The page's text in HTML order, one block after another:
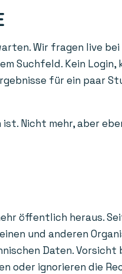
Wir fragen live bei
Suchfeld. Kein Login,
für ein paar
Nicht mehr, aber
öffentlich heraus.
und anderen
Daten.
oder ignorieren die